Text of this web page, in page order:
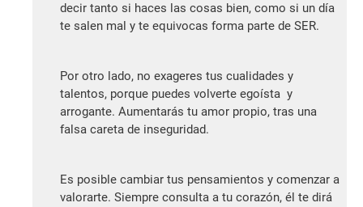
decir tanto si haces las cosas bien, como si un día
te salen mal y te equivocas forma parte de SER.
Por otro lado, no exageres tus cualidades y
talentos, porque puedes volverte egoísta y
arrogante. Aumentarás tu amor propio, tras una
falsa careta de inseguridad.
Es posible cambiar tus pensamientos y comenzar a
valorarte. Siempre consulta a tu corazón, él te dirá